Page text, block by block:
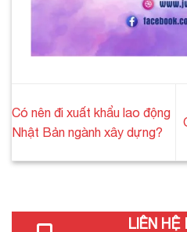
Có nên đi xuất khẩu lao động
Nhật Bản ngành xây dựng?
LIÊN HỆ